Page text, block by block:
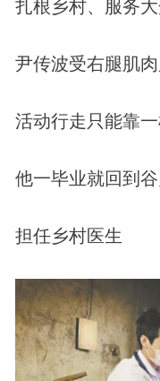
扎根乡村、服务
尹传波受右腿肌
活动行走只能靠
他一毕业就回到
担任乡村医生